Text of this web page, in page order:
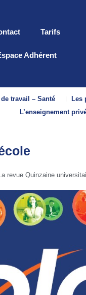
Tarifs
Adhérent
travail – Santé Les
L’enseignement
revue Quinzaine